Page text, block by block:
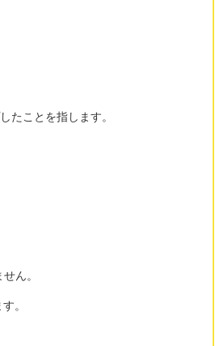
たことを指します。
ん。
。